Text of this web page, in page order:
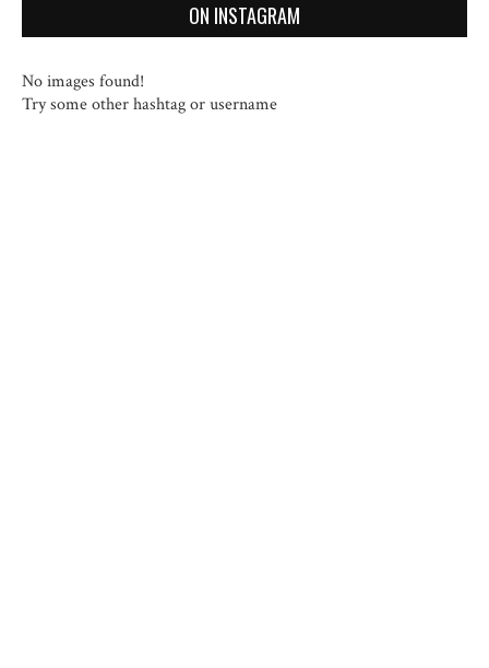
ON INSTAGRAM
No images found!
Try some other hashtag or username